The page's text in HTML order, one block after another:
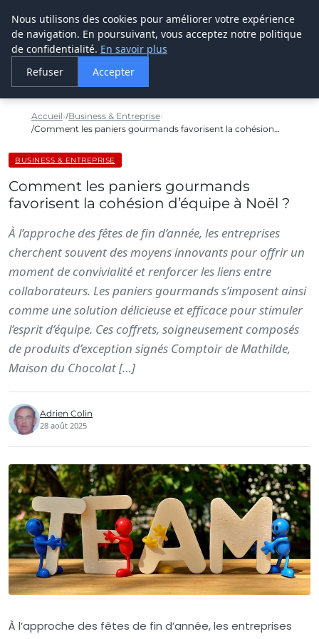
LE WEBMARKETING
Accueil Business & Entreprise
Comment les paniers gourmands favorisent la cohésion…
BUSINESS & ENTREPRISE
Comment les paniers gourmands
favorisent la cohésion d’équipe à Noël ?
À l’approche des fêtes de fin d’année, les entreprises
cherchent souvent des moyens innovants pour offrir un
moment de convivialité et renforcer les liens entre
collaborateurs. Les paniers gourmands s’imposent ainsi
comme une solution délicieuse et efficace pour stimuler
l’esprit d’équipe. Ces coffrets, soigneusement composés
de produits d’exception signés Comptoir de Mathilde,
Maison du Chocolat […]
Adrien Colin
28 août 2025
À l’approche des fêtes de fin d’année, les entreprises
Nous utilisons des cookies pour améliorer votre expérience
de navigation. En poursuivant, vous acceptez notre politique
de confidentialité. En savoir plus
Refuser
Accepter